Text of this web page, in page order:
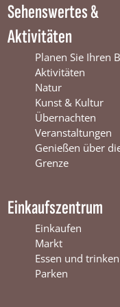
n
t
e
t
e
r
s
w
i
j
k
i
t
e
r
s
w
i
j
k
Sehenswertes &
Aktivitäten
Planen Sie Ihren
Aktivitäten
Natur
Kunst & Kultur
Übernachten
Veranstaltungen
Genießen über
Grenze
Einkaufszentrum
Einkaufen
Markt
Essen und trinken
Parken